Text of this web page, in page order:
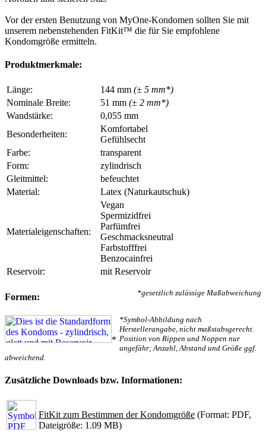
Vor der ersten Benutzung von MyOne-Kondomen sollten Sie mit
unserem nebenstehenden FitKit™ die für Sie empfohlene
Kondomgröße ermitteln.
Produktmerkmale:
Länge: 144 mm (± 5 mm*)
Nominale Breite:
51 mm (± 2 mm*)
Wandstärke:
0,055 mm
Besonderheiten:
Komfortabel
Gefühlsecht
Farbe:
transparent
Form:
zylindrisch
Gleitmittel:
befeuchtet
Material:
Latex (Naturkautschuk)
Materialeigenschaften:
Vegan
Spermizidfrei
Parfümfrei
Geschmacksneutral
Farbstofffrei
Benzocainfrei
Reservoir:
mit Reservoir
*gesetzlich zulässige Maßabweichung
Formen:
*
*Symbol-Abbildung nach
Herstellerangabe, nicht maßstabsgerecht.
Position von Rippen und Noppen nur
ungefähr; Anzahl, Abstand und Größe ggf.
abweichend.
Zusätzliche Downloads bzw. Informationen:
FitKit zum Bestimmen der Kondomgröße (Format: PDF,
Dateigröße: 1.09 MB)